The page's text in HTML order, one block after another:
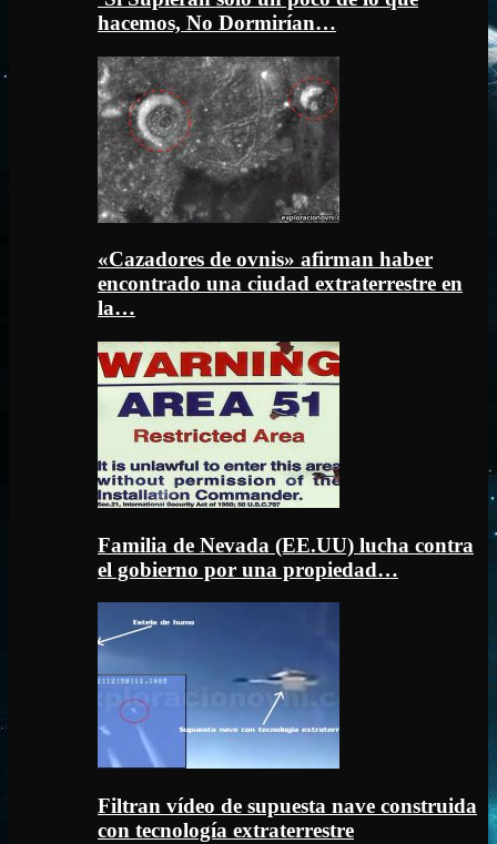
hacemos, No Dormirían…
«Cazadores de ovnis» afirman haber
encontrado una ciudad extraterrestre en
la…
Familia de Nevada (EE.UU) lucha contra
el gobierno por una propiedad…
Filtran vídeo de supuesta nave construida
con tecnología extraterrestre